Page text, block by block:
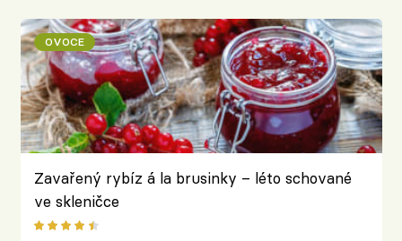
OVOCE
Zavařený rybíz á la brusinky – léto schované
ve skleničce